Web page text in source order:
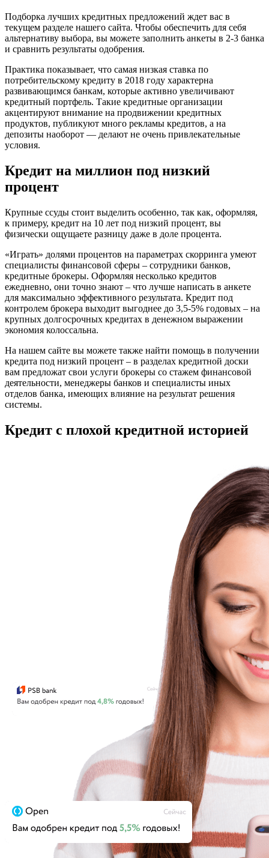
Подборка лучших кредитных предложений ждет вас в
текущем разделе нашего сайта. Чтобы обеспечить для себя
альтернативу выбора, вы можете заполнить анкеты в 2-3 банка
и сравнить результаты одобрения.
Практика показывает, что самая низкая ставка по
потребительскому кредиту в 2018 году характерна
развивающимся банкам, которые активно увеличивают
кредитный портфель. Такие кредитные организации
акцентируют внимание на продвижении кредитных
продуктов, публикуют много рекламы кредитов, а на
депозиты наоборот — делают не очень привлекательные
условия.
Кредит на миллион под низкий
процент
Крупные ссуды стоит выделить особенно, так как, оформляя,
к примеру, кредит на 10 лет под низкий процент, вы
физически ощущаете разницу даже в доле процента.
«Играть» долями процентов на параметрах скорринга умеют
специалисты финансовой сферы – сотрудники банков,
кредитные брокеры. Оформляя несколько кредитов
ежедневно, они точно знают – что лучше написать в анкете
для максимально эффективного результата. Кредит под
контролем брокера выходит выгоднее до 3,5-5% годовых – на
крупных долгосрочных кредитах в денежном выражении
экономия колоссальна.
На нашем сайте вы можете также найти помощь в получении
кредита под низкий процент – в разделах кредитной доски
вам предложат свои услуги брокеры со стажем финансовой
деятельности, менеджеры банков и специалисты иных
отделов банка, имеющих влияние на результат решения
системы.
Кредит с плохой кредитной историей